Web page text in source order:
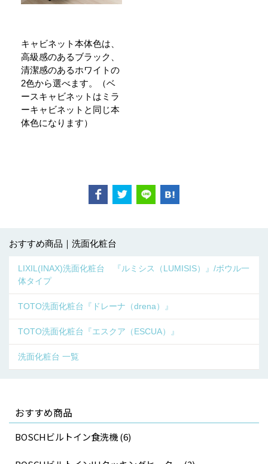
キャビネット本体色は、
高級感のあるブラック、
清潔感のあるホワイトの
2色から選べます。（ベ
ースキャビネットはミラ
ーキャビネットと同じ本
体色になります）
おすすめ商品｜洗面化粧台
LIXIL(INAX)洗面化粧台 『ルミシス（LUMISIS）』/ボウル一
体タイプ
TOTO洗面化粧台『ドレーナ（drena）』
TOTO洗面化粧台『エスクア（ESCUA）』
洗面化粧台 一覧
おすすめ商品
BOSCHビルトイン食洗機 (6)